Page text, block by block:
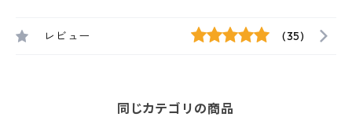
レビュー (35)
同じカテゴリの商品